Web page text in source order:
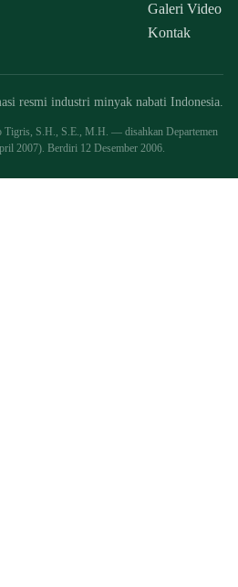
Galeri Video
Kontak
resmi industri minyak nabati Indonesia.
Tigris, S.H., S.E., M.H. — disahkan Departemen
2007). Berdiri 12 Desember 2006.